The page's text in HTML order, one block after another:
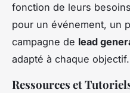
fonction de leurs
pour un événement, un
campagne de lead
adapté à chaque objectif.
Ressources et